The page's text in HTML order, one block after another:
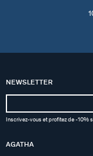
NEWSLETTER
Inscrivez-vous et profitez de -10%
AGATHA